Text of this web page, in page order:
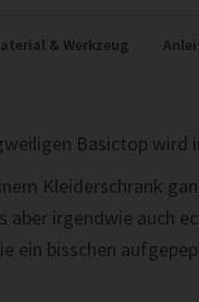
& Werkzeug
Basictop
Kleiderschrank
aber irgendwie auch
ein bisschen